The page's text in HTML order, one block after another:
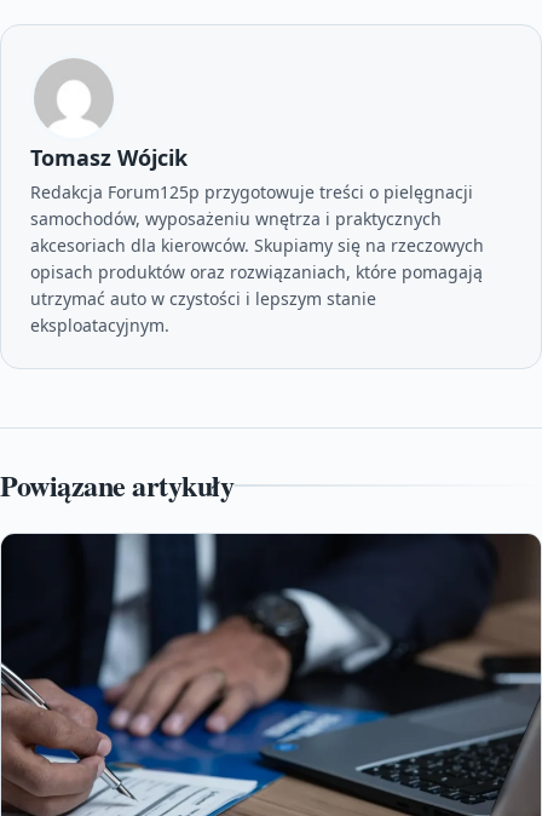
Tomasz Wójcik
Redakcja Forum125p przygotowuje treści o pielęgnacji
samochodów, wyposażeniu wnętrza i praktycznych
akcesoriach dla kierowców. Skupiamy się na rzeczowych
opisach produktów oraz rozwiązaniach, które pomagają
utrzymać auto w czystości i lepszym stanie
eksploatacyjnym.
Powiązane artykuły